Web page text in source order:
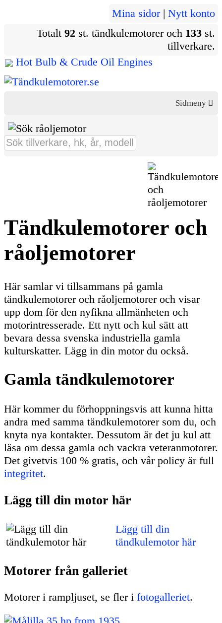
Mina sidor | Nytt konto
Totalt 92 st. tändkulemotorer och 133 st.
tillverkare.
Hot Bulb & Crude Oil Engines
Sidmeny
Tändkulemotorer och
råoljemotorer
Här samlar vi tillsammans på gamla
tändkulemotorer och råoljemotorer och visar
upp dom för den nyfikna allmänheten och
motorintresserade. Ett nytt och kul sätt att
bevara dessa svenska industriella gamla
kulturskatter. Lägg in din motor du också.
Gamla tändkulemotorer
Här kommer du förhoppningsvis att kunna hitta
andra med samma tändkulemotorer som du, och
knyta nya kontakter. Dessutom är det ju kul att
läsa om dessa gamla och vackra veteranmotorer.
Det givetvis 100 % gratis, och vår policy är full
integritet.
Lägg till din motor här
Lägg till din
tändkulemotor här
Motorer från galleriet
Motorer i rampljuset, se fler i fotogalleriet.